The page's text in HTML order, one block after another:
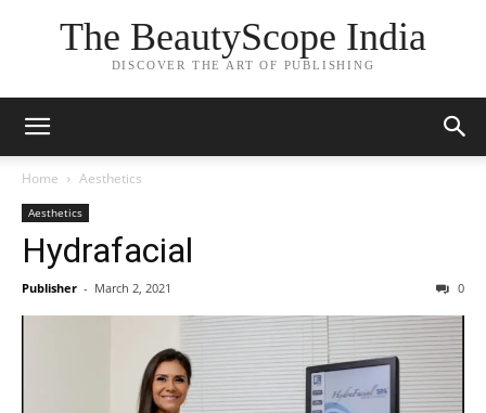
The BeautyScope India
DISCOVER THE ART OF PUBLISHING
Home Aesthetics
Aesthetics
Hydrafacial
Publisher - March 2, 2021 0